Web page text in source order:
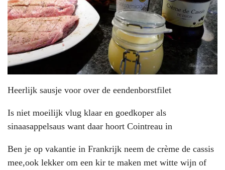
Heerlijk sausje voor over de eendenborstfilet
Is niet moeilijk vlug klaar en goedkoper als
sinaasappelsaus want daar hoort Cointreau in
Ben je op vakantie in Frankrijk neem de crème de cassis
mee,ook lekker om een kir te maken met witte wijn of